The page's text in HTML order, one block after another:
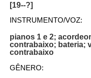
[19--?]
INSTRUMENTO/VOZ:
pianos 1 e 2;
contrabaixo; bateria;
contrabaixo
GÊNERO: